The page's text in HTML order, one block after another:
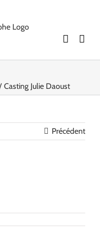
Casting Julie Daoust
Précédent